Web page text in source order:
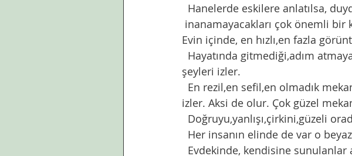
Hanelerde eskilere anlatılsa,
Evin içinde, en hızlı,en fazla
şeyleri izler.
izler. Aksi de olur. Çok güzel
Doğruyu,yanlışı,çirkini,güzeli
Her insanın elinde de var o